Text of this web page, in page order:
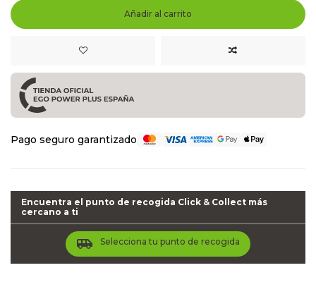
Añadir al carrito
Pago seguro garantizado
Encuentra el punto de recogida Click & Collect más
cercano a ti
airport_shuttle Selecciona tu punto de recogida